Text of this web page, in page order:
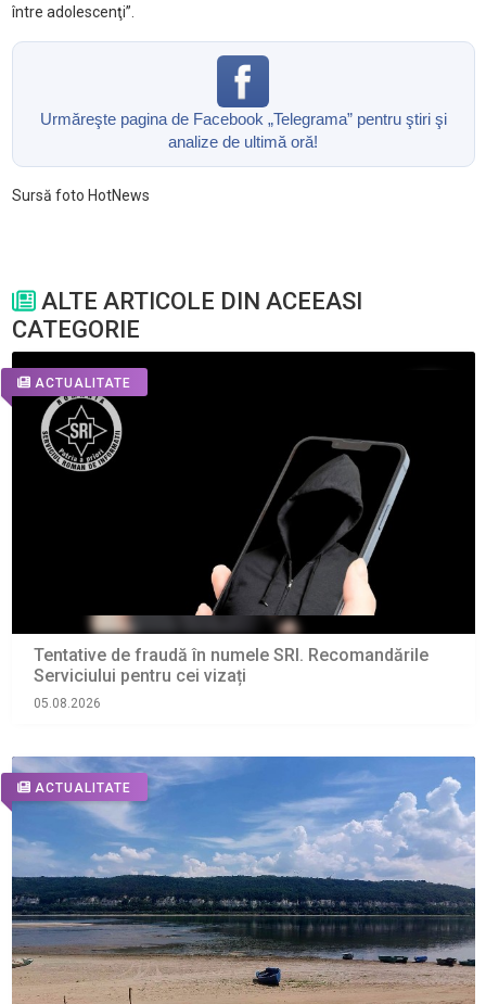
între adolescenţi”.
Urmăreşte pagina de Facebook „Telegrama” pentru ştiri şi
analize de ultimă oră!
Sursă foto HotNews
ALTE ARTICOLE DIN ACEEASI
CATEGORIE
ACTUALITATE
Tentative de fraudă în numele SRI. Recomandările
Serviciului pentru cei vizați
05.08.2026
ACTUALITATE